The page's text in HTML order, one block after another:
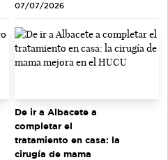
07/07/2026
De ir a Albacete a
completar el
tratamiento en casa: la
cirugía de mama